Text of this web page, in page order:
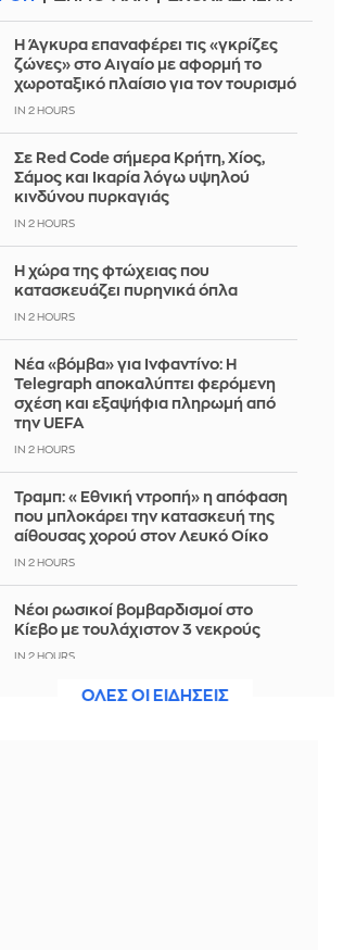
Η Άγκυρα επαναφέρει τις «γκρίζες
ζώνες» στο Αιγαίο με αφορμή το
χωροταξικό πλαίσιο για τον τουρισμό
IN 2 HOURS
Σε Red Code σήμερα Κρήτη, Χίος,
Σάμος και Ικαρία λόγω υψηλού
κινδύνου πυρκαγιάς
IN 2 HOURS
Η χώρα της φτώχειας που
κατασκευάζει πυρηνικά όπλα
IN 2 HOURS
Νέα «βόμβα» για Ινφαντίνο: Η
Telegraph αποκαλύπτει φερόμενη
σχέση και εξαψήφια πληρωμή από
την UEFA
IN 2 HOURS
Τραμπ: «Εθνική ντροπή» η απόφαση
που μπλοκάρει την κατασκευή της
αίθουσας χορού στον Λευκό Οίκο
IN 2 HOURS
Νέοι ρωσικοί βομβαρδισμοί στο
Κίεβο με τουλάχιστον 3 νεκρούς
IN 2 HOURS
«Δώρο» Τραμπ στον νέο πρόεδρο της
ΟΛΕΣ ΟΙ ΕΙΔΗΣΕΙΣ